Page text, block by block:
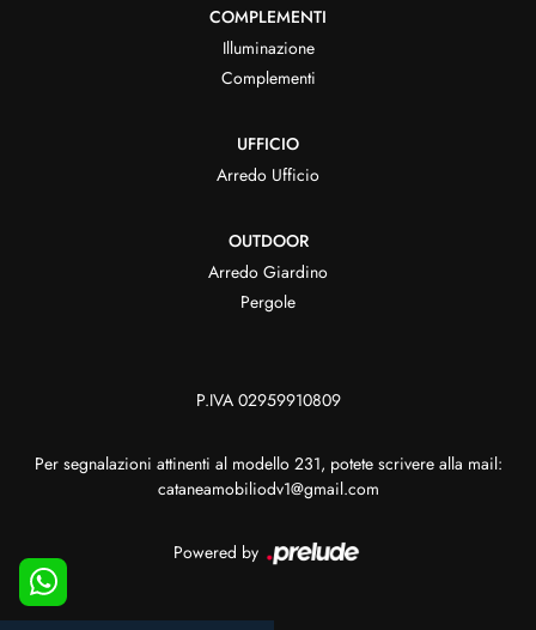
COMPLEMENTI
Illuminazione
Complementi
UFFICIO
Arredo Ufficio
OUTDOOR
Arredo Giardino
Pergole
P.IVA 02959910809
Per segnalazioni attinenti al modello 231, potete scrivere alla mail:
cataneamobiliodv1@gmail.com
Powered by